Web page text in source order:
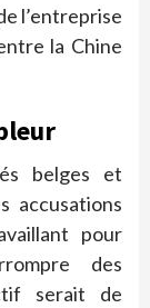
l’entreprise
la Chine
belges et
accusations
pour
des
serait de